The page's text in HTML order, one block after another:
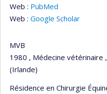
Web : PubMed
Web : Google Scholar
MVB
1980 , Médecine vétérinaire
(Irlande)
Résidence en Chirurgie